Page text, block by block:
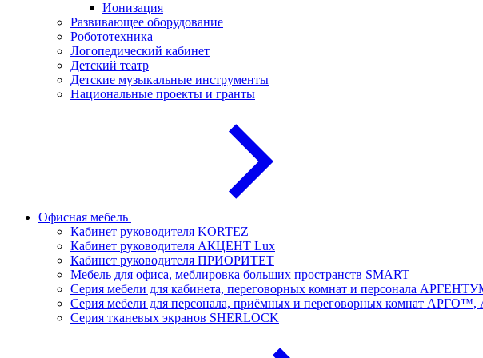
Ионизация
Развивающее оборудование
Робототехника
Логопедический кабинет
Детский театр
Детские музыкальные инструменты
Национальные проекты и гранты
Офисная мебель
Кабинет руководителя KORTEZ
Кабинет руководителя АКЦЕНТ Lux
Кабинет руководителя ПРИОРИТЕТ
Мебель для офиса, меблировка больших пространств SMART
Серия мебели для кабинета, переговорных комнат и персонала
Серия мебели для персонала, приёмных и переговорных комнат
Серия тканевых экранов SHERLOCK